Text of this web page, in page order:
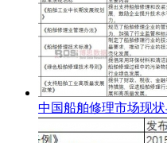
中国船舶修理市场现